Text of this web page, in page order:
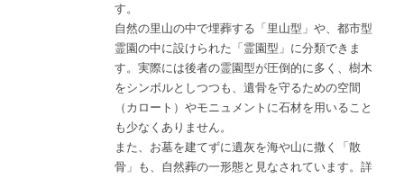
す。
自然の里山の中で埋葬する「里山型」や、都市型
霊園の中に設けられた「霊園型」に分類できま
す。実際には後者の霊園型が圧倒的に多く、樹木
をシンボルとしつつも、遺骨を守るための空間
（カロート）やモニュメントに石材を用いること
も少なくありません。
また、お墓を建てずに遺灰を海や山に撒く「散
骨」も、自然葬の一形態と見なされています。詳